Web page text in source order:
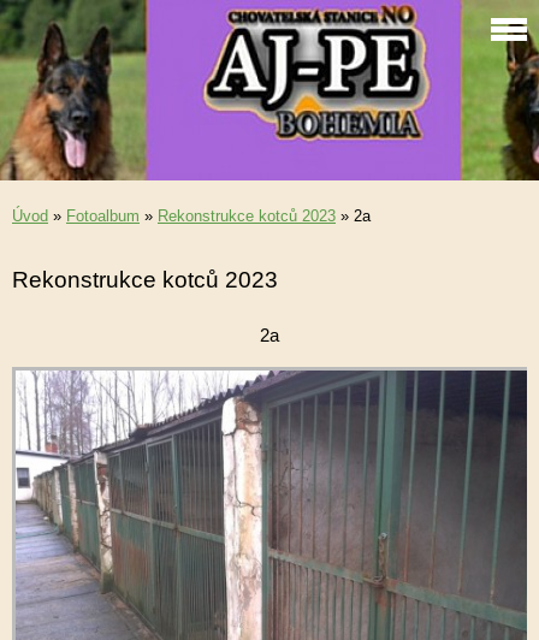
Úvod » Fotoalbum » Rekonstrukce kotců 2023 » 2a
Rekonstrukce kotců 2023
2a